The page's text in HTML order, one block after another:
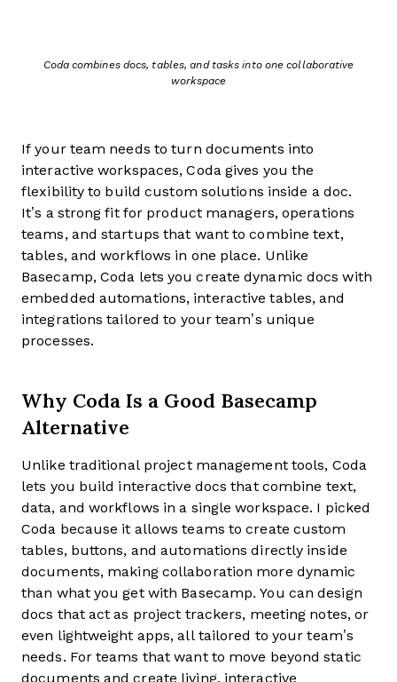
Coda combines docs, tables, and tasks into one collaborative
workspace
If your team needs to turn documents into
interactive workspaces, Coda gives you the
flexibility to build custom solutions inside a doc.
It’s a strong fit for product managers, operations
teams, and startups that want to combine text,
tables, and workflows in one place. Unlike
Basecamp, Coda lets you create dynamic docs with
embedded automations, interactive tables, and
integrations tailored to your team’s unique
processes.
Why Coda Is a Good Basecamp
Alternative
Unlike traditional project management tools, Coda
lets you build interactive docs that combine text,
data, and workflows in a single workspace. I picked
Coda because it allows teams to create custom
tables, buttons, and automations directly inside
documents, making collaboration more dynamic
than what you get with Basecamp. You can design
docs that act as project trackers, meeting notes, or
even lightweight apps, all tailored to your team’s
needs. For teams that want to move beyond static
documents and create living, interactive